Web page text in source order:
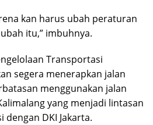
kan harus ubah peraturan
itu,” imbuhnya.
Transportasi
segera menerapkan jalan
menggunakan jalan
yang menjadi lintasan
dengan DKI Jakarta.